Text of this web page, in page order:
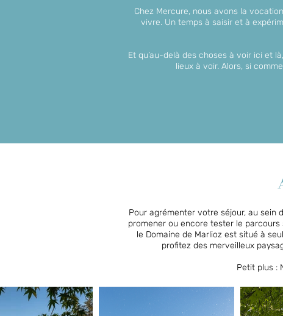
Chez Mercure, nous avons la
vivre. Un temps à saisir et à
Et qu’au-delà des choses à voir ici et
lieux à voir. Alors, si
Pour agrémenter votre séjour, au
promener ou encore tester le parcours
le Domaine de Marlioz est situé à
profitez des merveilleux
Petit plus :